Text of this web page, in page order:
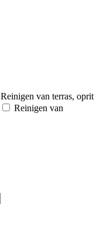
Reinigen van terras, oprit
Reinigen van